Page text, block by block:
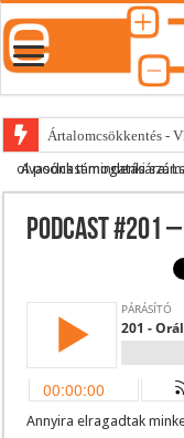
Ártalomcsökkentés -
E-cigi használati
Párásító podcast
A podcast mindenki számára elérhető, de ehhez szükség van minél több olvasónk támogatására.
Podcast #201
Annyira elragadtak